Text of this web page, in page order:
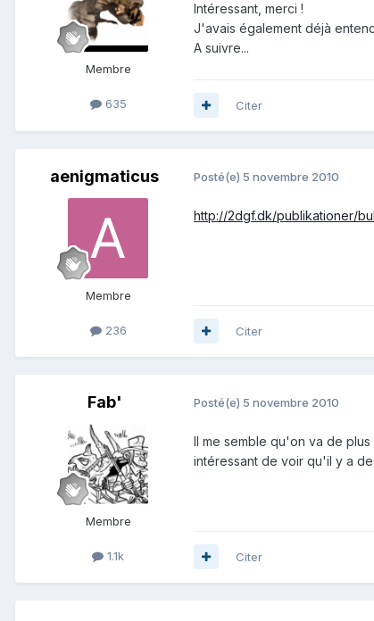
Membre
635
Intéressant, merci !
J'avais également déjà
A suivre...
Citer
aenigmaticus
Membre
236
Posté(e) 5 novembre 2010
http://2dgf.dk/publikationer/
Citer
Fab'
Membre
1.1k
Posté(e) 5 novembre 2010
Il me semble qu'on va de
intéressant de voir qu'il y a
Citer